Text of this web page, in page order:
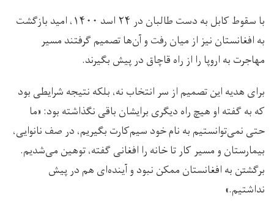
با سقوط کابل به دست طالبان در ۲۴ اسد ۱۴۰۰، امید بازگشت
به افغانستان نیز از میان رفت و آن‌ها تصمیم گرفتند مسیر
مهاجرت به اروپا را از راه قاچاق در پیش بگیرند.
برای هدیه این تصمیم از سر انتخاب نه، بلکه نتیجه شرایطی بود
که به گفته او هیچ راه دیگری برایشان باقی نگذاشته بود: «ما
حتی نمی‌توانستیم به نام خود سیم‌کارت بگیریم، در صف نانوایی،
بیمارستان و مسیر کار تا خانه را افغانی گفته، توهین می‌شدیم.
برگشتن به افغانستان ممکن نبود و آینده‌ای هم در پیش
نداشتیم.»